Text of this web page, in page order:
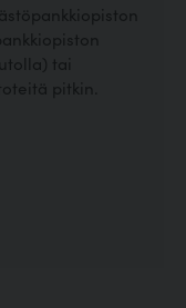
tai
pitkin.